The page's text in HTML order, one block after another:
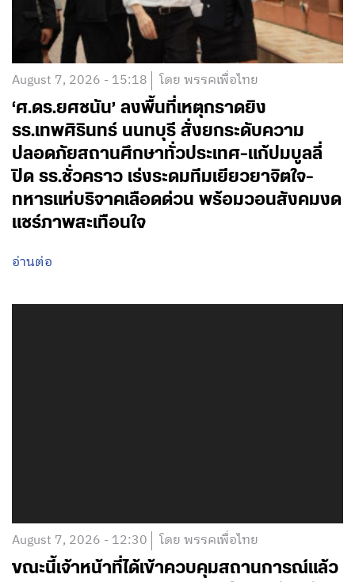
August 7, 2026 - 15:18 โดย พรรคเพื่อไทย
‘ศ.ดร.ยศชนัน’ ลงพื้นที่เหตุกราดยิง
รร.เทพศิรินทร์ นนทบุรี สั่งยกระดับความ
ปลอดภัยสถานศึกษาทั่วประเทศ-แก้ปมบูลลี่
ปิด รร.ชั่วคราว เร่งระดมทีมเยียวยาจิตใจ-
ทหารแห่บริจาคเลือดด่วน พร้อมวอนสังคมงด
แชร์ภาพสะเทือนใจ
อ่านต่อ
August 7, 2026 - 12:30 โดย พรรคเพื่อไทย
ขณะนี้เจ้าหน้าที่ได้เข้าควบคุมสถานการณ์แล้ว